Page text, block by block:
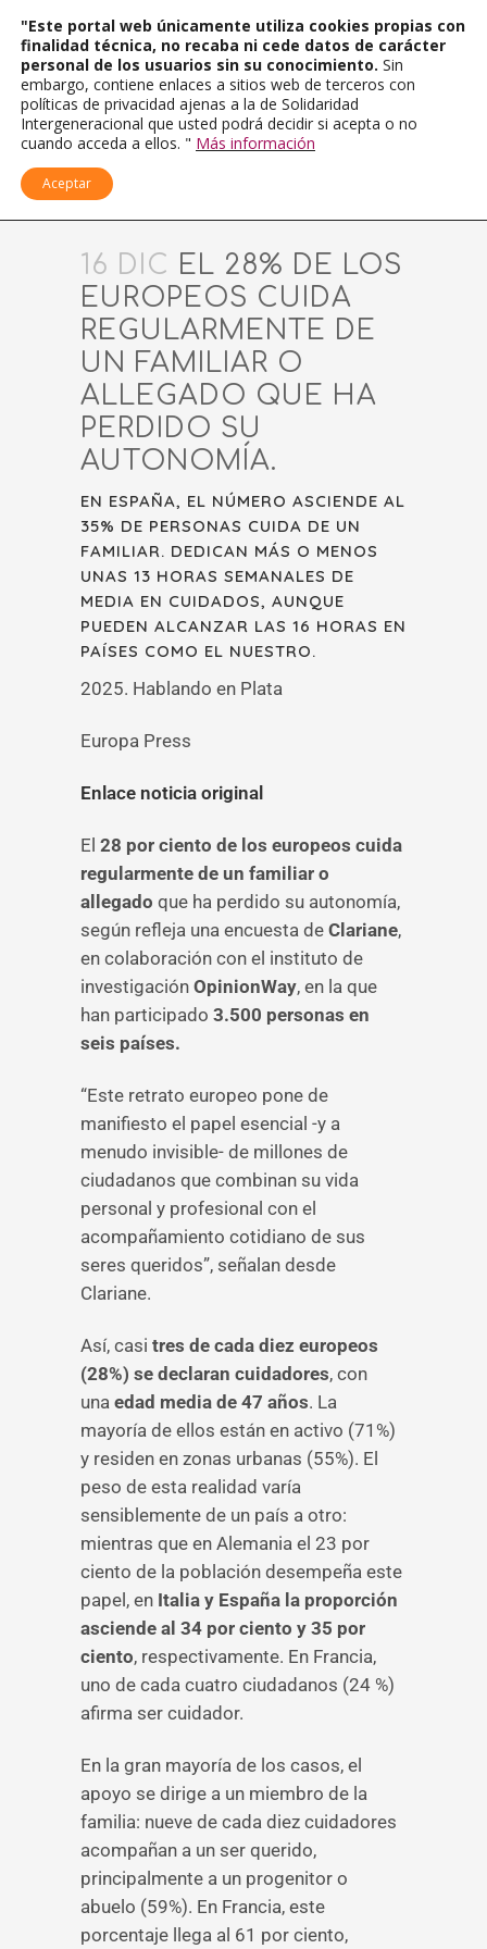
16 DIC EL 28% DE LOS
EUROPEOS CUIDA
REGULARMENTE DE
UN FAMILIAR O
ALLEGADO QUE HA
PERDIDO SU
AUTONOMÍA.
EN ESPAÑA, EL NÚMERO ASCIENDE AL
35% DE PERSONAS CUIDA DE UN
FAMILIAR. DEDICAN MÁS O MENOS
UNAS 13 HORAS SEMANALES DE
MEDIA EN CUIDADOS, AUNQUE
PUEDEN ALCANZAR LAS 16 HORAS EN
PAÍSES COMO EL NUESTRO.
2025. Hablando en Plata
Europa Press
Enlace noticia original
El 28 por ciento de los europeos cuida
regularmente de un familiar o
allegado que ha perdido su autonomía,
según refleja una encuesta de Clariane,
en colaboración con el instituto de
investigación OpinionWay, en la que
han participado 3.500 personas en
seis países.
“Este retrato europeo pone de
manifiesto el papel esencial -y a
menudo invisible- de millones de
ciudadanos que combinan su vida
personal y profesional con el
acompañamiento cotidiano de sus
seres queridos”, señalan desde
Clariane.
Así, casi tres de cada diez europeos
(28%) se declaran cuidadores, con
una edad media de 47 años. La
mayoría de ellos están en activo (71%)
y residen en zonas urbanas (55%). El
peso de esta realidad varía
sensiblemente de un país a otro:
mientras que en Alemania el 23 por
ciento de la población desempeña este
papel, en Italia y España la proporción
asciende al 34 por ciento y 35 por
ciento, respectivamente. En Francia,
uno de cada cuatro ciudadanos (24 %)
afirma ser cuidador.
En la gran mayoría de los casos, el
apoyo se dirige a un miembro de la
familia: nueve de cada diez cuidadores
acompañan a un ser querido,
principalmente a un progenitor o
abuelo (59%). En Francia, este
porcentaje llega al 61 por ciento,
"Este portal web únicamente utiliza cookies propias con
finalidad técnica, no recaba ni cede datos de carácter
personal de los usuarios sin su conocimiento. Sin
embargo, contiene enlaces a sitios web de terceros con
políticas de privacidad ajenas a la de Solidaridad
Intergeneracional que usted podrá decidir si acepta o no
cuando acceda a ellos. " Más información
Aceptar